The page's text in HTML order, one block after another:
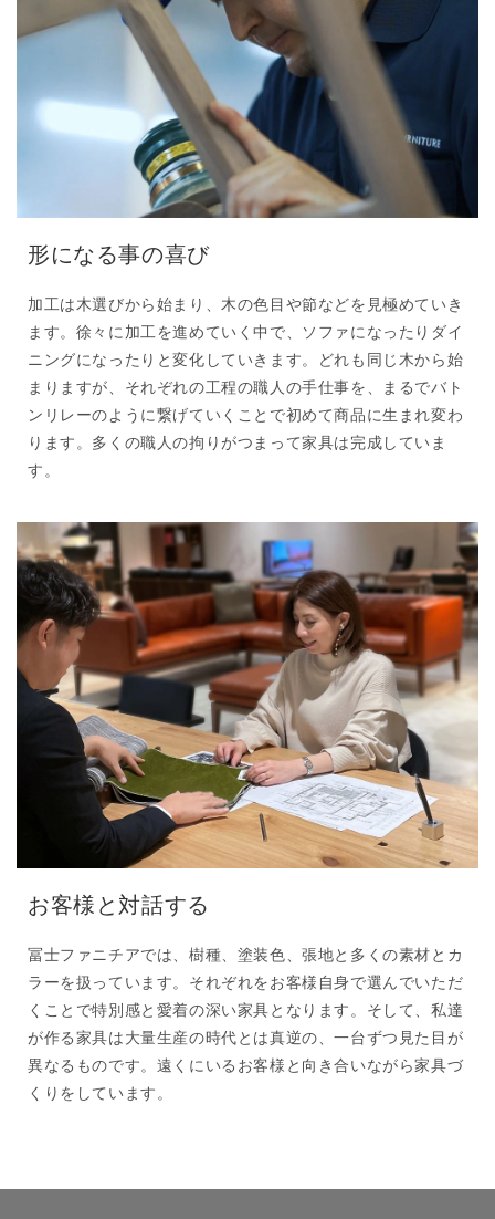
形になる事の喜び
加工は木選びから始まり、木の色目や節などを見極めていき
ます。徐々に加工を進めていく中で、ソファになったりダイ
ニングになったりと変化していきます。どれも同じ木から始
まりますが、それぞれの工程の職人の手仕事を、まるでバト
ンリレーのように繋げていくことで初めて商品に生まれ変わ
ります。多くの職人の拘りがつまって家具は完成していま
す。
お客様と対話する
冨士ファニチアでは、樹種、塗装色、張地と多くの素材とカ
ラーを扱っています。それぞれをお客様自身で選んでいただ
くことで特別感と愛着の深い家具となります。そして、私達
が作る家具は大量生産の時代とは真逆の、一台ずつ見た目が
異なるものです。遠くにいるお客様と向き合いながら家具づ
くりをしています。